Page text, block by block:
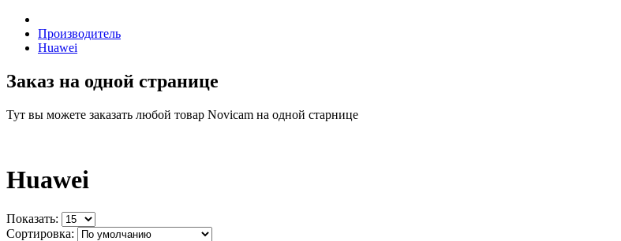
Производитель
Huawei
Заказ на одной странице
Тут вы можете заказать любой товар Novicam на одной старнице
Huawei
Показать:
Сортировка: